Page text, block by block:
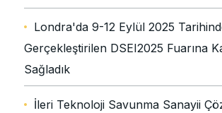
Londra'da 9-12 Eylül 2025
Gerçekleştirilen DSEI2025 Fuarına
Sağladık
İleri Teknoloji Savunma Sanayii